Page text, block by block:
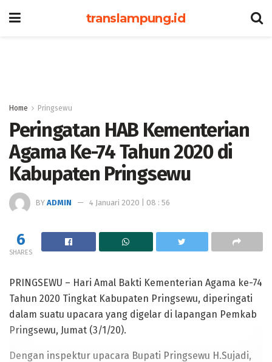
translampung.id
Home Pringsewu
Peringatan HAB Kementerian
Agama Ke-74 Tahun 2020 di
Kabupaten Pringsewu
BY ADMIN 4 Januari 2020 | 08 : 56
6
SHARES
PRINGSEWU – Hari Amal Bakti Kementerian Agama ke-74
Tahun 2020 Tingkat Kabupaten Pringsewu, diperingati
dalam suatu upacara yang digelar di lapangan Pemkab
Pringsewu, Jumat (3/1/20).
Dengan inspektur upacara Bupati Pringsewu H.Sujadi,